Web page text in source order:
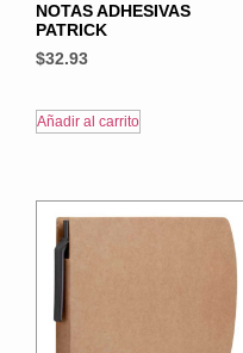
NOTAS ADHESIVAS
PATRICK
$32.93
Añadir al carrito